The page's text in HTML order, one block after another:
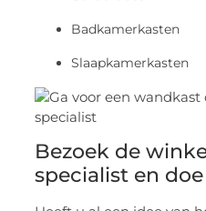
Badkamerkasten
Slaapkamerkasten
Bezoek de
specialist en